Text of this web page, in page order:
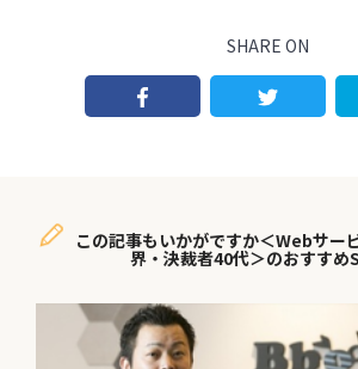
SHARE ON
この記事もいかがですか＜Webサー
界・決裁者40代＞のおすすめ